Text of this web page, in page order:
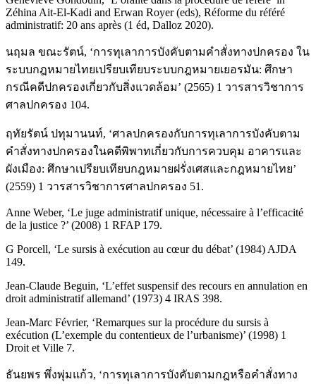
Zéhina Ait-El-Kadi and Erwan Royer (eds), Réforme du référé
administratif: 20 ans après (1 éd, Dalloz 2020).
นฤมล ขณะรัตน์, ‘การทุเลาการบังคับตามคําสั่งทางปกครอง ใน
ระบบกฎหมายไทยเปรียบเทียบระบบกฎหมายเยอรมัน: ศึกษา
กรณีคดีปกครองเกี่ยวกับสิ่งแวดล้อม’ (2565) 1 วารสารวิชาการ
ศาลปกครอง 104.
ฤทัยรัตน์ ปทุมานนท์, ‘ศาลปกครองกับการทุเลาการบังคับตาม
คำสั่งทางปกครองในคดีพิพาทเกี่ยวกับการควบคุม อาคารและ
ผังเมือง: ศึกษาเปรียบเทียบกฎหมายฝรั่งเศสและกฎหมายไทย’
(2559) 1 วารสารวิชาการศาลปกครอง 51.
Anne Weber, ‘Le juge administratif unique, nécessaire à l’efficacité
de la justice ?’ (2008) 1 RFAP 179.
G Porcell, ‘Le sursis à exécution au cœur du débat’ (1984) AJDA
149.
Jean-Claude Beguin, ‘L’effet suspensif des recours en annulation en
droit administratif allemand’ (1973) 4 IRAS 398.
Jean-Marc Février, ‘Remarques sur la procédure du sursis à
exécution (L’exemple du contentieux de l’urbanisme)’ (1998) 1
Droit et Ville 7.
ธันยพร พึ่งพุ่มแก้ว, ‘การทุเลาการบังคับตามกฎหรือคำสั่งทาง